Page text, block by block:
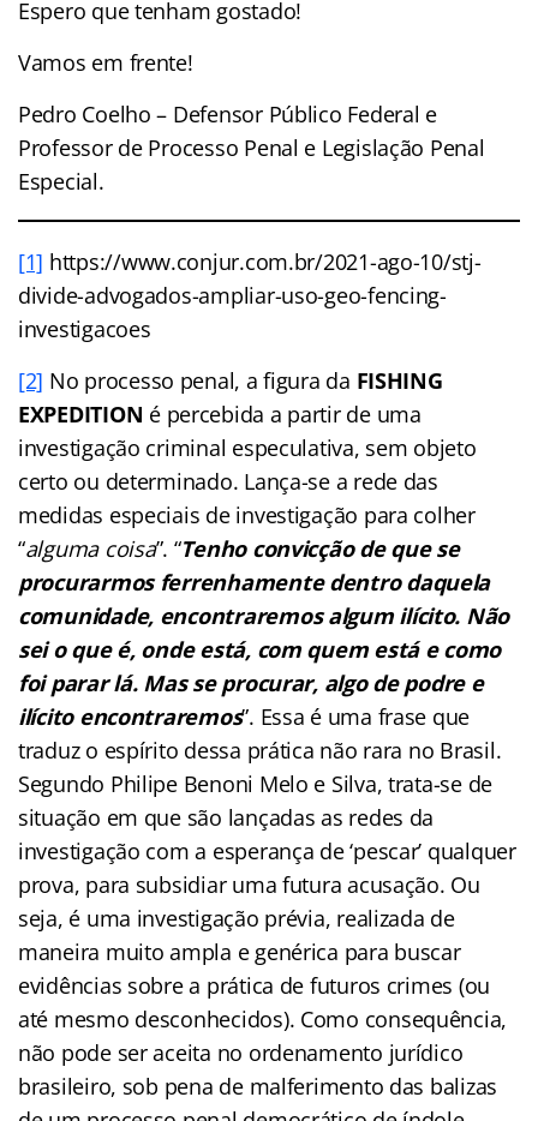
Espero que tenham gostado!
Vamos em frente!
Pedro Coelho – Defensor Público Federal e
Professor de Processo Penal e Legislação Penal
Especial.
[1] https://www.conjur.com.br/2021-ago-10/stj-
divide-advogados-ampliar-uso-geo-fencing-
investigacoes
[2] No processo penal, a figura da FISHING
EXPEDITION é percebida a partir de uma
investigação criminal especulativa, sem objeto
certo ou determinado. Lança-se a rede das
medidas especiais de investigação para colher
“alguma coisa”. “Tenho convicção de que se
procurarmos ferrenhamente dentro daquela
comunidade, encontraremos algum ilícito. Não
sei o que é, onde está, com quem está e como
foi parar lá. Mas se procurar, algo de podre e
ilícito encontraremos”. Essa é uma frase que
traduz o espírito dessa prática não rara no Brasil.
Segundo Philipe Benoni Melo e Silva, trata-se de
situação em que são lançadas as redes da
investigação com a esperança de ‘pescar’ qualquer
prova, para subsidiar uma futura acusação. Ou
seja, é uma investigação prévia, realizada de
maneira muito ampla e genérica para buscar
evidências sobre a prática de futuros crimes (ou
até mesmo desconhecidos). Como consequência,
não pode ser aceita no ordenamento jurídico
brasileiro, sob pena de malferimento das balizas